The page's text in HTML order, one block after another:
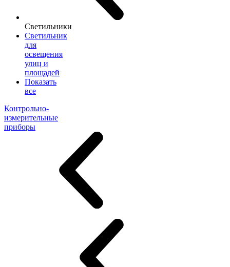
Светильники
Светильник
для
освещения
улиц и
площадей
Показать
все
Контрольно-
измерительные
приборы